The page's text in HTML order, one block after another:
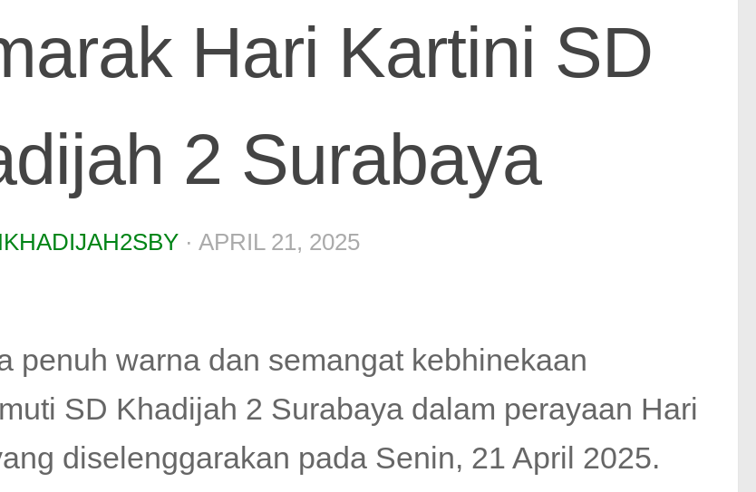
Hari Kartini SD
2 Surabaya
· APRIL 21, 2025
penuh warna dan semangat kebhinekaan
SD Khadijah 2 Surabaya dalam perayaan Hari
diselenggarakan pada Senin, 21 April 2025.